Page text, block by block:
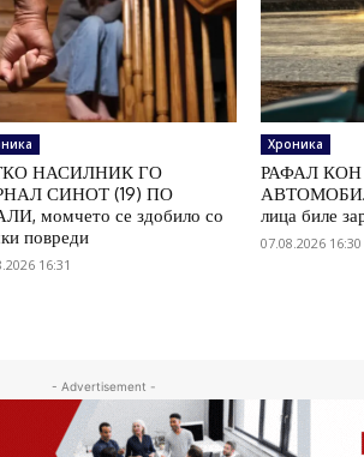
НАСИЛНИК ГО
СИНОТ (19) ПО
момчето се здобило со
повреди
16:31
Хроника
РАФАЛ
лица биле
07.08.2026 16:30
- Advertisement -